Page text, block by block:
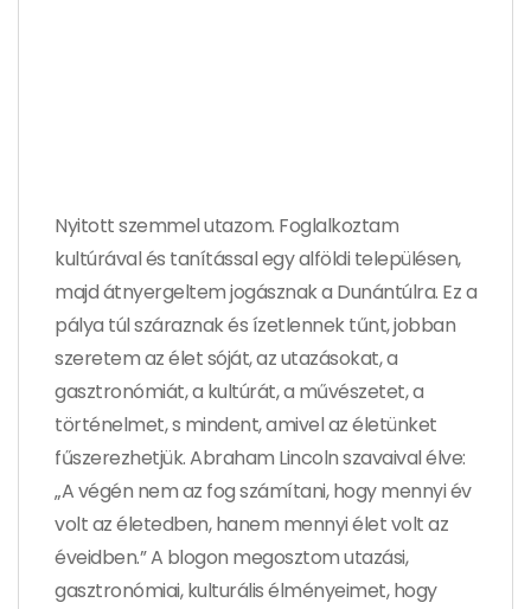
Nyitott szemmel utazom. Foglalkoztam
kultúrával és tanítással egy alföldi településen,
majd átnyergeltem jogásznak a Dunántúlra. Ez a
pálya túl száraznak és ízetlennek tűnt, jobban
szeretem az élet sóját, az utazásokat, a
gasztronómiát, a kultúrát, a művészetet, a
történelmet, s mindent, amivel az életünket
fűszerezhetjük. Abraham Lincoln szavaival élve:
„A végén nem az fog számítani, hogy mennyi év
volt az életedben, hanem mennyi élet volt az
éveidben.” A blogon megosztom utazási,
gasztronómiai, kulturális élményeimet, hogy